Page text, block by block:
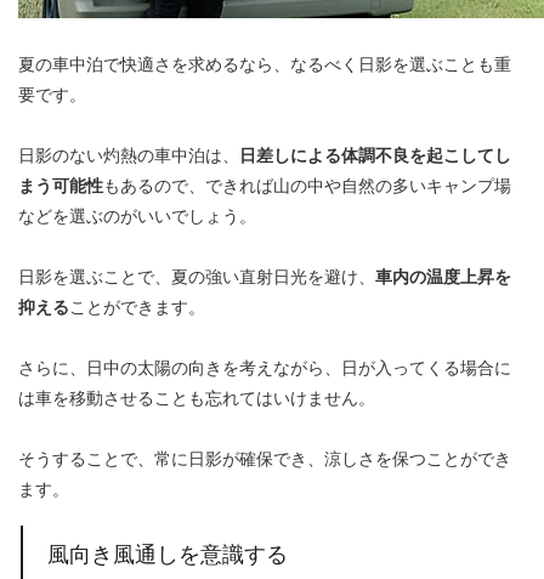
夏の車中泊で快適さを求めるなら、なるべく日影を選ぶことも重
要です。
日影のない灼熱の車中泊は、 日差しによる体調不良を起こしてし
まう可能性もあるので、できれば山の中や自然の多いキャンプ場
などを選ぶのがいいでしょう。
日影を選ぶことで、夏の強い直射日光を避け、 車内の温度上昇を
抑えることができます。
さらに、日中の太陽の向きを考えながら、日が入ってくる場合に
は車を移動させることも忘れてはいけません。
そうすることで、常に日影が確保でき、涼しさを保つことができ
ます。
風向き風通しを意識する